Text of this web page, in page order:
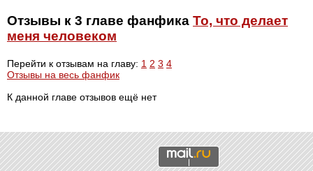
Отзывы к 3 главе фанфика То, что делает
меня человеком
Перейти к отзывам на главу: 1 2 3 4
Отзывы на весь фанфик
К данной главе отзывов ещё нет